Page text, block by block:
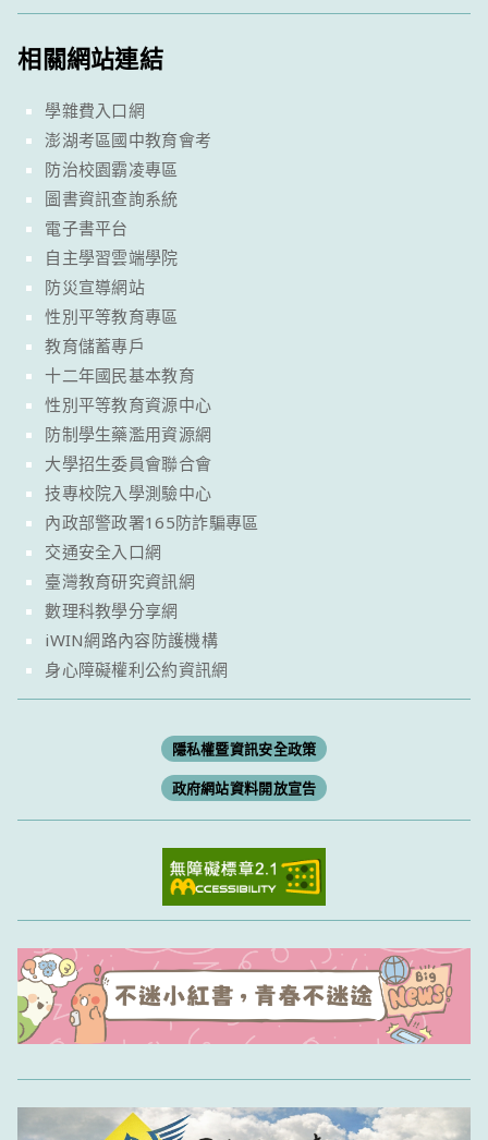
相關網站連結
學雜費入口網
澎湖考區國中教育會考
防治校園霸凌專區
圖書資訊查詢系統
電子書平台
自主學習雲端學院
防災宣導網站
性別平等教育專區
教育儲蓄專戶
十二年國民基本教育
性別平等教育資源中心
防制學生藥濫用資源網
大學招生委員會聯合會
技專校院入學測驗中心
內政部警政署165防詐騙專區
交通安全入口網
臺灣教育研究資訊網
數理科教學分享網
iWIN網路內容防護機構
身心障礙權利公約資訊網
隱私權暨資訊安全政策
政府網站資料開放宣告